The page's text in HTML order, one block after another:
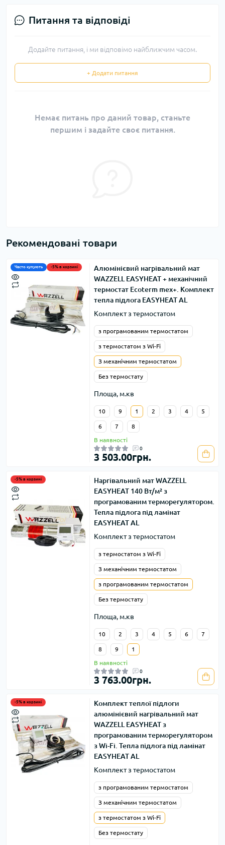
Питання та відповіді
Додайте питання, і ми відповімо найближчим часом.
+ Додати питання
Немає питань про даний товар, станьте
першим і задайте своє питання.
Рекомендовані товари
Часто купують -5% в корзині
Алюмінієвий нагрівальний мат
WAZZELL EASYHEAT + механічний
термостат Ecoterm mex+. Комплект
тепла підлога EASYHEAT AL
Комплект з термостатом
з програмованим термостатом
з термостатом з Wi-Fi
З механічним термостатом
Без термостату
Площа, м.кв
10 9 1 2 3 4 5
6 7 8
В наявності
0
3 503.00грн.
-5% в корзині
Наргівальний мат WAZZELL
EASYHEAT 140 Вт/м² з
програмованим терморегулятором.
Тепла підлога під ламінат
EASYHEAT AL
Комплект з термостатом
з термостатом з Wi-Fi
З механічним термостатом
з програмованим термостатом
Без термостату
Площа, м.кв
10 2 3 4 5 6 7
8 9 1
В наявності
0
3 763.00грн.
-5% в корзині
Комплект теплої підлоги
алюмінієвий нагрівальний мат
WAZZELL EASYHEAT з
програмованим терморегулятором
з Wi-Fi. Тепла підлога під ламінат
EASYHEAT AL
Комплект з термостатом
з програмованим термостатом
З механічним термостатом
з термостатом з Wi-Fi
Без термостату